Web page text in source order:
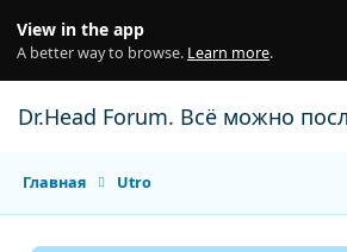
View in the app
A better way to browse. Learn more.
Dr.Head Forum. Всё можно
Главная Utro